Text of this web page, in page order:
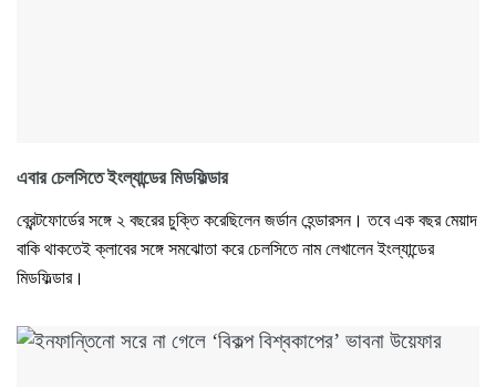
এবার চেলসিতে ইংল্যান্ডের মিডফিল্ডার
ব্রেন্টফোর্ডের সঙ্গে ২ বছরের চুক্তি করেছিলেন জর্ডান হেন্ডারসন। তবে এক বছর মেয়াদ
বাকি থাকতেই ক্লাবের সঙ্গে সমঝোতা করে চেলসিতে নাম লেখালেন ইংল্যান্ডের
মিডফিল্ডার।